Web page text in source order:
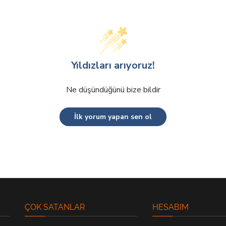
Yıldızları arıyoruz!
Ne düşündüğünü bize bildir
İlk yorum yapan sen ol
ÇOK SATANLAR HESABIM